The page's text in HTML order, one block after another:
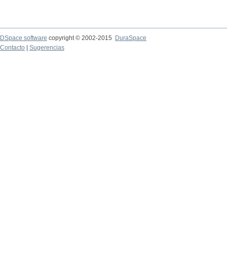
DSpace software copyright © 2002-2015
DuraSpace
Contacto
Sugerencias